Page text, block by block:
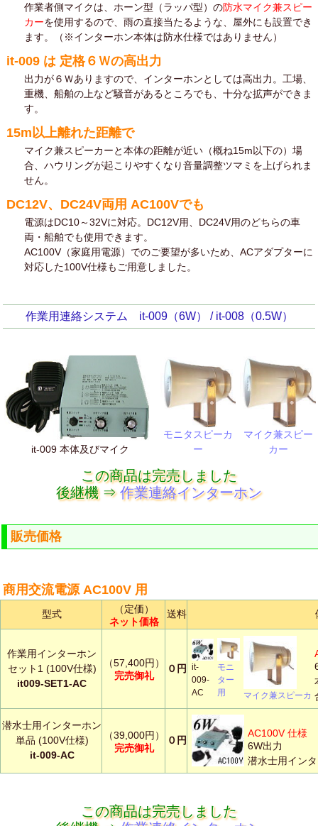
作業者側マイクは、ホーン型（ラッパ型）の防水マイク兼スピー
カーを使用するので、雨の直接当たるような、屋外にも設置でき
ます。（※インターホン本体は防水仕様ではありません）
it-009 は 定格６Ｗの高出力
出力が６Ｗありますので、インターホンとしては高出力。工場、
重機、船舶の上など騒音があるところでも、十分な拡声ができま
す。
15m以上離れた距離で
マイク兼スピーカーと本体の距離が近い（概ね15m以下の）場
合、ハウリングが起こりやすくなり音量調整ツマミを上げられま
せん。
DC12V、DC24V両用 AC100Vでも
電源はDC10～32Vに対応。DC12V用、DC24V用のどちらの車
両・船舶でも使用できます。
AC100V（家庭用電源）でのご要望が多いため、ACアダプターに
対応した100V仕様もご用意しました。
作業用連絡システム it-009（6W） / it-008（0.5W）
it-009 本体及びマイク
モニタスピーカ
ー
マイク兼スピー
カー
この商品は完売しました
後継機 ⇒作業連絡インターホン
販売価格
商用交流電源 AC100V 用
型式
（定価）
ネット価格
送料
作業用インターホン
セット1 (100V仕様)
it009-SET1-AC
（57,400円）
完売御礼
０円
it-
009-
AC
モニ
ター
用
マイク兼スピーカ
潜水士用インターホン
単品 (100V仕様)
it-009-AC
（39,000円）
完売御礼
０円
AC100V 仕様
6W出力
潜水士用イン
この商品は完売しました